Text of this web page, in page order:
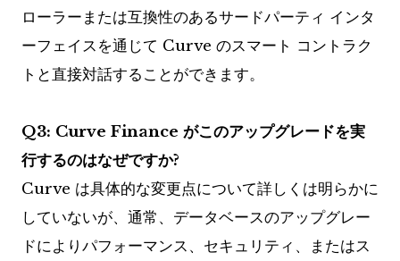
ローラーまたは互換性のあるサードパーティ インタ
ーフェイスを通じて Curve のスマート コントラク
トと直接対話することができます。
Q3: Curve Finance がこのアップグレードを実
行するのはなぜですか?
Curve は具体的な変更点について詳しくは明らかに
していないが、通常、データベースのアップグレー
ドによりパフォーマンス、セキュリティ、またはス